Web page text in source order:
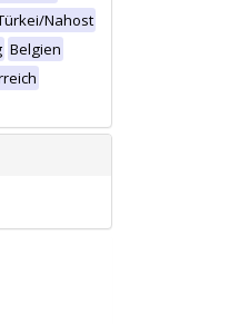
Nahost
Belgien